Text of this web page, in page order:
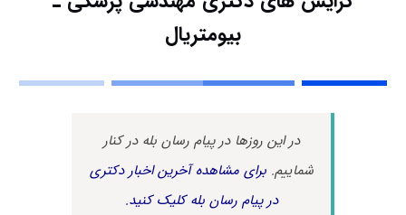
بیومتریال
در این روزها در پیام رسان بله در کنار
شماییم.برای مشاهده آخرین اخبار دکتری
در پیام رسان بله کلیک کنید.